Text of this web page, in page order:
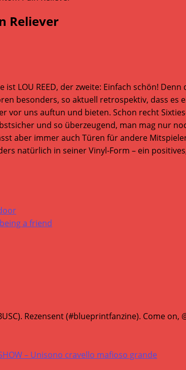
Reliever
LOU REED, der zweite: Einfach schön!
besonders, so aktuell retrospektiv, dass es
vor uns auftun und bieten. Schon recht
und so überzeugend, man mag nur
aber immer auch Türen für andere
natürlich in seiner Vinyl-Form – ein
a friend
Rezensent (#blueprintfanzine). Come